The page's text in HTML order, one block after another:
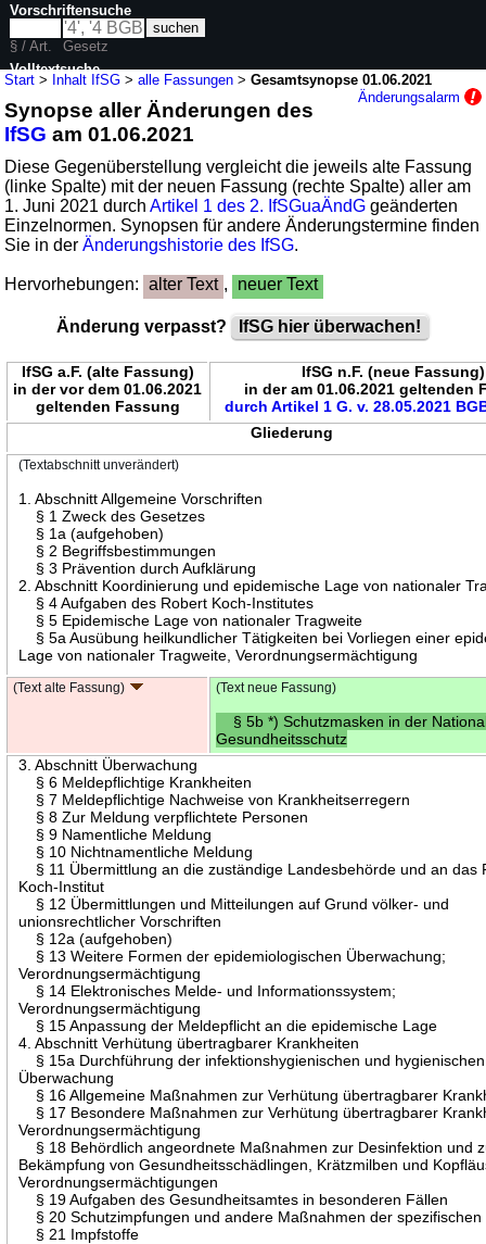
Start > Inhalt IfSG >alle Fassungen >Gesamtsynopse 01.06.2021
Änderungsalarm
Synopse aller Änderungen des
IfSG am 01.06.2021
Diese Gegenüberstellung vergleicht die jeweils alte Fassung
(linke Spalte) mit der neuen Fassung (rechte Spalte) aller am
1. Juni 2021 durchArtikel 1 des 2. IfSGuaÄndG geänderten
Einzelnormen. Synopsen für andere Änderungstermine finden
Sie in derÄnderungshistorie des IfSG.
Hervorhebungen: alter Text , neuer Text
Änderung verpasst? IfSG hier überwachen!
IfSG a.F. (alte Fassung)
in der vor dem 01.06.2021
geltenden Fassung
IfSG n.F. (neue Fassung)
in der am 01.06.2021 geltenden
durch Artikel 1 G. v. 28.05.2021
Gliederung
(Textabschnitt unverändert)
1. Abschnitt Allgemeine Vorschriften
§ 1 Zweck des Gesetzes
§ 1a (aufgehoben)
§ 2 Begriffsbestimmungen
§ 3 Prävention durch Aufklärung
2. Abschnitt Koordinierung und epidemische Lage von nationaler
§ 4 Aufgaben des Robert Koch-Institutes
§ 5 Epidemische Lage von nationaler Tragweite
§ 5a Ausübung heilkundlicher Tätigkeiten bei Vorliegen einer
Lage von nationaler Tragweite, Verordnungsermächtigung
(Text alte Fassung) (Text neue Fassung)
§ 5b *) Schutzmasken in der
Gesundheitsschutz
3. Abschnitt Überwachung
§ 6 Meldepflichtige Krankheiten
§ 7 Meldepflichtige Nachweise von Krankheitserregern
§ 8 Zur Meldung verpflichtete Personen
§ 9 Namentliche Meldung
§ 10 Nichtnamentliche Meldung
§ 11 Übermittlung an die zuständige Landesbehörde und an das
Koch-Institut
§ 12 Übermittlungen und Mitteilungen auf Grund völker- und
unionsrechtlicher Vorschriften
§ 12a (aufgehoben)
§ 13 Weitere Formen der epidemiologischen Überwachung;
Verordnungsermächtigung
§ 14 Elektronisches Melde- und Informationssystem;
Verordnungsermächtigung
§ 15 Anpassung der Meldepflicht an die epidemische Lage
4. Abschnitt Verhütung übertragbarer Krankheiten
§ 15a Durchführung der infektionshygienischen und hygienischen
Überwachung
§ 16 Allgemeine Maßnahmen zur Verhütung übertragbarer
§ 17 Besondere Maßnahmen zur Verhütung übertragbarer
Verordnungsermächtigung
§ 18 Behördlich angeordnete Maßnahmen zur Desinfektion und
Bekämpfung von Gesundheitsschädlingen, Krätzmilben und
Verordnungsermächtigungen
§ 19 Aufgaben des Gesundheitsamtes in besonderen Fällen
§ 20 Schutzimpfungen und andere Maßnahmen der spezifischen
§ 21 Impfstoffe
Vorschriftensuche
§ / Art.
Gesetz
Volltextsuche
nur in IfSG